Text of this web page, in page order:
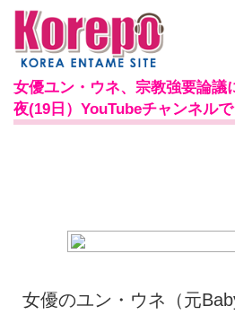
女優ユン・ウネ、宗教強要論議
夜(19日）YouTubeチャンネル
女優のユン・ウネ（元